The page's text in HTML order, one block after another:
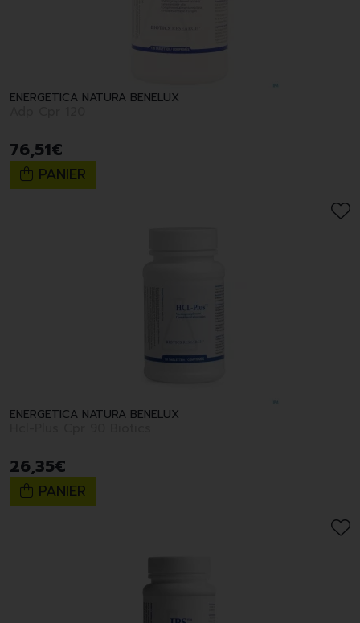
ENERGETICA NATURA BENELUX
76,51€
PANIER
ENERGETICA NATURA BENELUX
26,35€
PANIER